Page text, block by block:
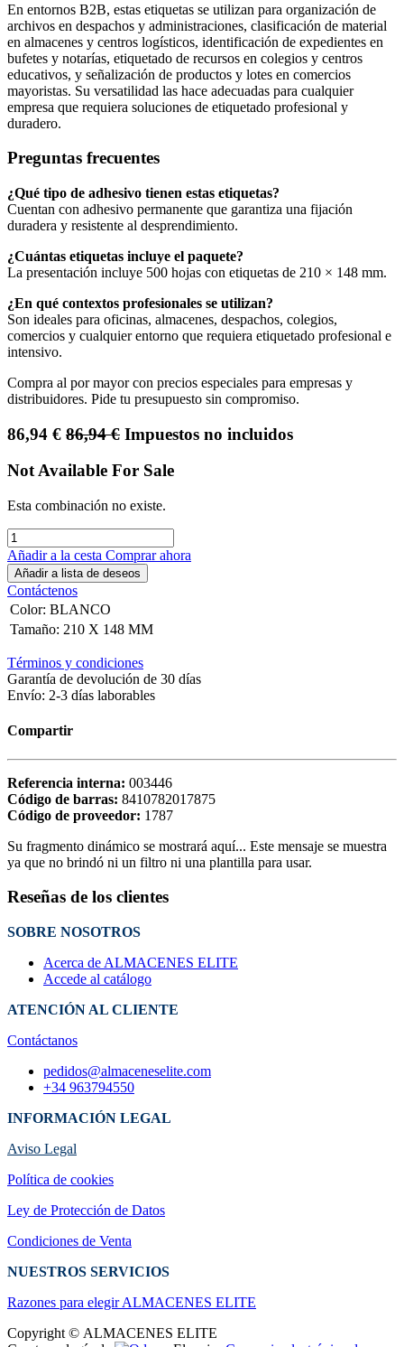
En entornos B2B, estas etiquetas se utilizan para organización de
archivos en despachos y administraciones, clasificación de material
en almacenes y centros logísticos, identificación de expedientes en
bufetes y notarías, etiquetado de recursos en colegios y centros
educativos, y señalización de productos y lotes en comercios
mayoristas. Su versatilidad las hace adecuadas para cualquier
empresa que requiera soluciones de etiquetado profesional y
duradero.
Preguntas frecuentes
¿Qué tipo de adhesivo tienen estas etiquetas?
Cuentan con adhesivo permanente que garantiza una fijación
duradera y resistente al desprendimiento.
¿Cuántas etiquetas incluye el paquete?
La presentación incluye 500 hojas con etiquetas de 210 × 148 mm.
¿En qué contextos profesionales se utilizan?
Son ideales para oficinas, almacenes, despachos, colegios,
comercios y cualquier entorno que requiera etiquetado profesional e
intensivo.
Compra al por mayor con precios especiales para empresas y
distribuidores. Pide tu presupuesto sin compromiso.
86,94 € 86,94€ Impuestos no incluidos
Not Available For Sale
Esta combinación no existe.
Añadir a la cesta Comprar ahora
Añadir a lista de deseos
Contáctenos
Color: BLANCO
Tamaño: 210 X 148 MM
Términos y condiciones
Garantía de devolución de 30 días
Envío: 2-3 días laborables
Compartir
Referencia interna: 003446
Código de barras: 8410782017875
Código de proveedor: 1787
Su fragmento dinámico se mostrará aquí... Este mensaje se muestra
ya que no brindó ni un filtro ni una plantilla para usar.
Reseñas de los clientes
SOBRE NOSOTROS
Acerca de ALMACENES ELITE
Accede al catálogo
ATENCIÓN AL CLIENTE
Contáctanos
pedidos@almaceneselite.com
+34 963794550
INFORMACIÓN LEGAL
Aviso Legal
Política de cookies
Ley de Protección de Datos
Condiciones de Venta
NUESTROS SERVICIOS
Razones para elegir ALMACENES ELI​TE
Copyright © ALMACENES ELITE